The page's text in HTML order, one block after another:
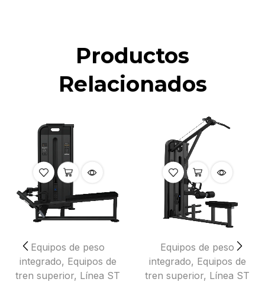
Productos
Relacionados
Equipos de peso
integrado, Equipos de
tren superior, Línea ST
Equipos de peso
integrado, Equipos de
tren superior, Línea ST